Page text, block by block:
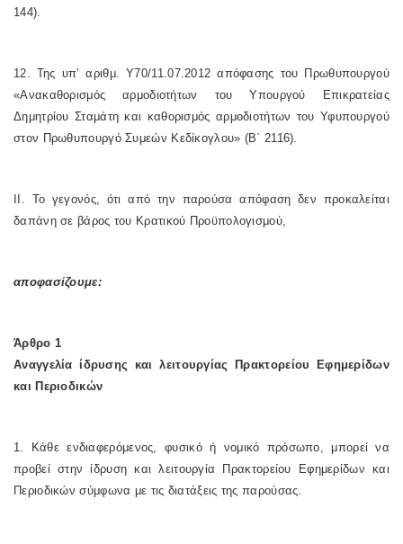
144).
12. Της υπ’ αριθμ. Υ70/11.07.2012 απόφασης του Πρωθυπουργού
«Ανακαθορισμός αρμοδιοτήτων του Υπουργού Επικρατείας
Δημητρίου Σταμάτη και καθορισμός αρμοδιοτήτων του Υφυπουργού
στον Πρωθυπουργό Συμεών Κεδίκογλου» (Β΄ 2116).
II. Το γεγονός, ότι από την παρούσα απόφαση δεν προκαλείται
δαπάνη σε βάρος του Κρατικού Προϋπολογισμού,
αποφασίζουμε:
Άρθρο 1
Αναγγελία ίδρυσης και λειτουργίας Πρακτορείου Εφημερίδων
και Περιοδικών
1. Κάθε ενδιαφερόμενος, φυσικό ή νομικό πρόσωπο, μπορεί να
προβεί στην ίδρυση και λειτουργία Πρακτορείου Εφημερίδων και
Περιοδικών σύμφωνα με τις διατάξεις της παρούσας.